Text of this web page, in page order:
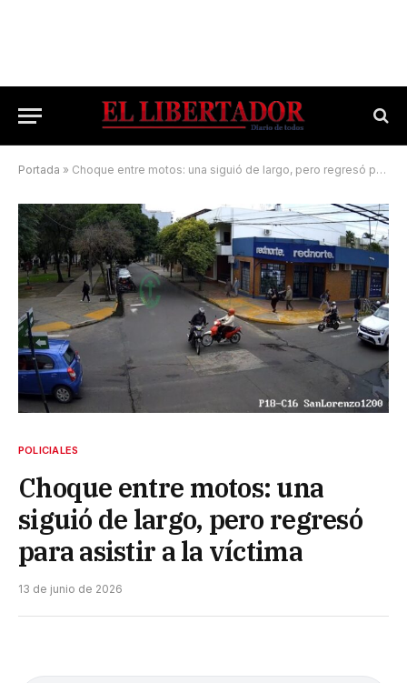
Portada » Choque entre motos: una siguió de largo, pero regresó para asistir a la víctima
POLICIALES
Choque entre motos: una
siguió de largo, pero regresó
para asistir a la víctima
13 de junio de 2026